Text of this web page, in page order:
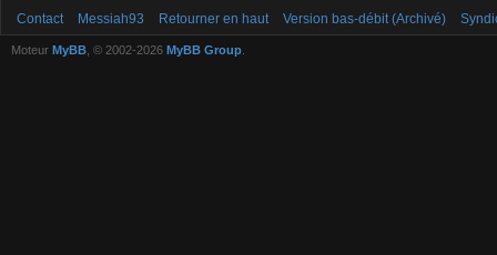
Contact Messiah93 Retourner en haut Version bas-débit (Archivé)
Moteur MyBB , © 2002-2026 MyBB Group